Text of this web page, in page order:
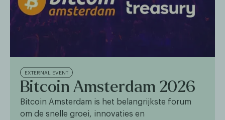
EXTERNAL EVENT
Bitcoin Amsterdam 2026
Bitcoin Amsterdam is het belangrijkste forum
om de snelle groei, innovaties en